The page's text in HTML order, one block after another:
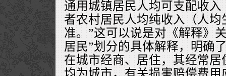
通用城镇居民人均可支配收
者农村居民人均纯收入（人
准。”这可以说是对《解释》
居民”划分的具体解释，明确
在城市经商、居住，其经常